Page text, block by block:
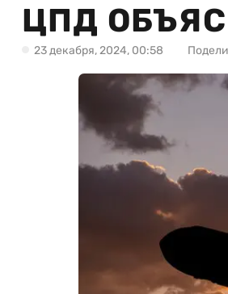
ЦПД
23 декабря, 2024, 00:58